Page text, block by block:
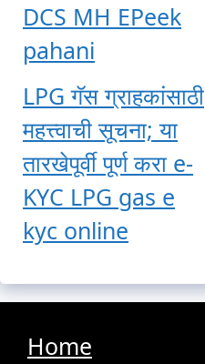
DCS MH EPeek
pahani
LPG गॅस ग्राहकांसाठी
महत्त्वाची सूचना; या
तारखेपूर्वी पूर्ण करा e-
KYC LPG gas e
kyc online
Home